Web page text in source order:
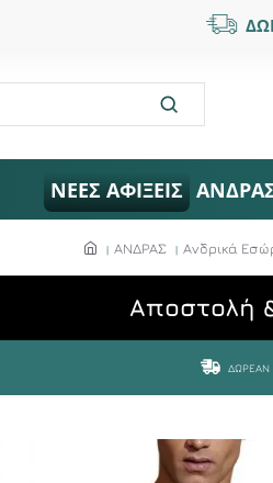
ΝΕΕΣ ΑΦΙΞΕΙΣ
ΑΝΔΡΑΣ Ανδρικά
Aποστολή
ΔΩΡΕΆΝ